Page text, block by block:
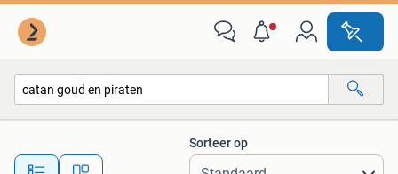
Alle afstanden…
Sorteer op